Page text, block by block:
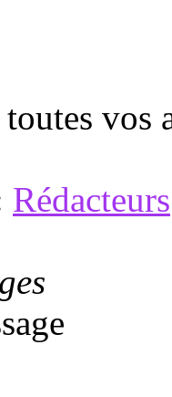
vos
Rédacteurs